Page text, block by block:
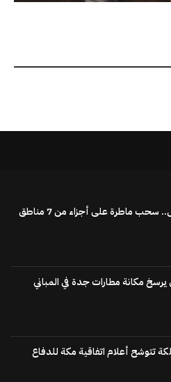
سحب ماطرة على أجزاء من 7 مناطق
يرسخ مكانة مطارات جدة في المباني
تتوشح أعلام اتفاقية مكة للدفاع